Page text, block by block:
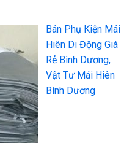
Bán Phụ Kiện Mái
Hiên Di Động Giá
Rẻ Bình Dương,
Vật Tư Mái Hiên
Bình Dương